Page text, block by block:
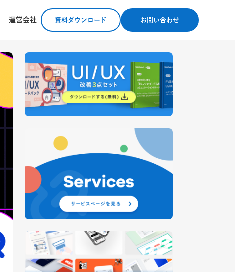
運営会社 資料ダウンロード お問い合わせ